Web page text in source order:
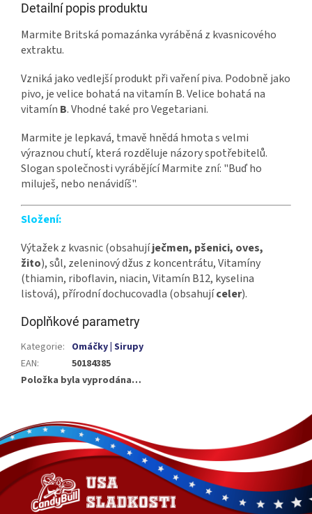
Detailní popis produktu
Marmite Britská pomazánka vyráběná z kvasnicového
extraktu.
Vzniká jako vedlejší produkt při vaření piva. Podobně jako
pivo, je velice bohatá na vitamín B. Velice bohatá na
vitamín B. Vhodné také pro Vegetariani.
Marmite je lepkavá, tmavě hnědá hmota s velmi
výraznou chutí, která rozděluje názory spotřebitelů.
Slogan společnosti vyrábějící Marmite zní: "Buď ho
miluješ, nebo nenávidíš".
Složení:
Výtažek z kvasnic (obsahujíječmen, pšenici, oves,
žito), sůl, zeleninový džus z koncentrátu, Vitamíny
(thiamin, riboflavin, niacin, Vitamín B12, kyselina
listová), přírodní dochucovadla (obsahujíceler).
Doplňkové parametry
Kategorie: Omáčky | Sirupy
EAN:
50184385
Položka byla vyprodána…
á
p
a
í